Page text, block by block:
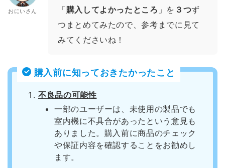
おにいさん
「購入してよかったところ 」を ３つず
つまとめてみたので、参考までに見て
みてくださいね！
購入前に知っておきたかったこと
不良品の可能性
一部のユーザーは、未使用の製品でも
室内機に不具合があったという意見も
ありました。購入前に商品のチェック
や保証内容を確認することをお勧めし
ます。